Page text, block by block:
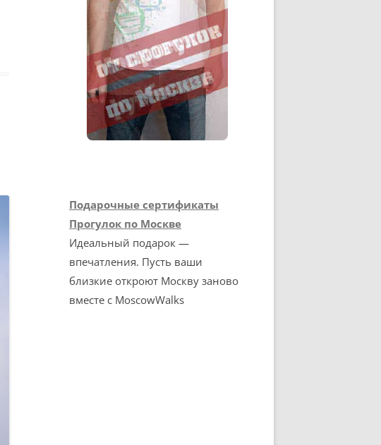
Подарочные сертификаты
Прогулок по Москве
Идеальный подарок —
впечатления. Пусть ваши
близкие откроют Москву заново
вместе с MoscowWalks